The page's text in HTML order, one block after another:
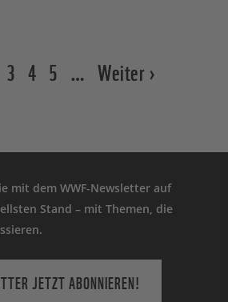
3 4 5 … Weiter ›
mit dem WWF-Newsletter auf
Stand – mit Themen, die
JETZT ABONNIEREN!